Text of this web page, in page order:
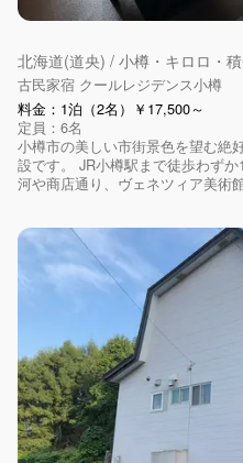
北海道(道央) / 小樽・キロロ・
古民家宿 クールレジデンス小樽
料金：1泊（2名）￥17,500～
定員：6名
小樽市の美しい市街景色を望む絶
設です。 JR小樽駅まで徒歩わず
河や商店通り、ヴェネツィア美術